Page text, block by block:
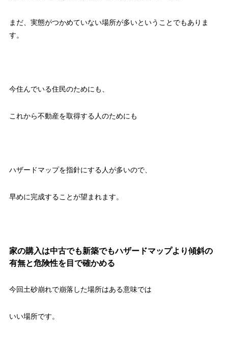
まだ、実態がつかめていない場所が多いということでもありま
す。
今住んでいる住民のためにも、
これから不動産を取得する人のためにも
ハザードマップを指針にする人が多いので、
早めに完成することが望まれます。
家の購入は中古でも新築でもハザードマップより傾斜の
有無と危険性を目で確かめる
今回土砂崩れで崩落した場所はある意味では
いい場所です。